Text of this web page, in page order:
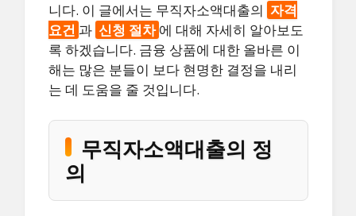
니다. 이 글에서는 무직자소액대출의 자격
요건 과 신청 절차 에 대해 자세히 알아보도
록 하겠습니다. 금융 상품에 대한 올바른 이
해는 많은 분들이 보다 현명한 결정을 내리
는 데 도움을 줄 것입니다.
무직자소액대출의 정
의